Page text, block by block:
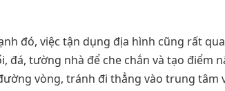
đó, việc tận dụng địa hình cũng rất
đá, tường nhà để che chắn và tạo điểm
vòng, tránh đi thẳng vào trung tâm